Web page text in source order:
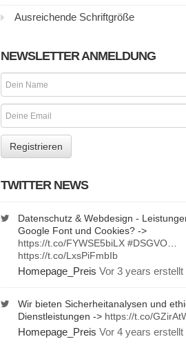
Ausreichende Schriftgröße
NEWSLETTER ANMELDUNG
TWITTER NEWS
Datenschutz & Webdesign -
Google Font und Cookies? ->
https://t.co/FYWSE5biLX #DSGVO…
https://t.co/LxsPiFmbIb
Homepage_Preis Vor 3 years erstellt
Wir bieten Sicherheitanalysen und
Dienstleistungen -> https://t.co/
Homepage_Preis Vor 4 years erstellt